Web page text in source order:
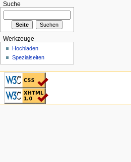
Suche
Werkzeuge
Hochladen
Spezialseiten
CSS ist valide!
Valid XHTML 1.0
Transitional